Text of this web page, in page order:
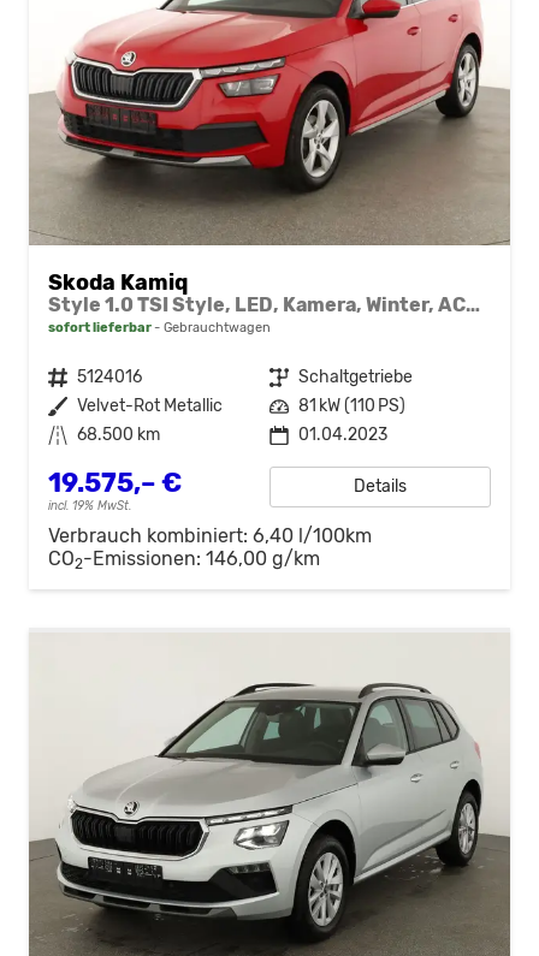
Skoda Kamiq
Style 1.0 TSI Style, LED, Kamera, Winter, ACC, 17-Zoll
sofort lieferbar Gebrauchtwagen
Fahrzeugnr. 5124016 Getriebe Schaltgetriebe
Außenfarbe Velvet-Rot Metallic Leistung 81 kW (110 PS)
Kilometerstand 68.500 km 01.04.2023
19.575,– €
incl. 19% MwSt.
Details
Verbrauch kombiniert: 6,40 l/100km
CO2-Emissionen: 146,00 g/km